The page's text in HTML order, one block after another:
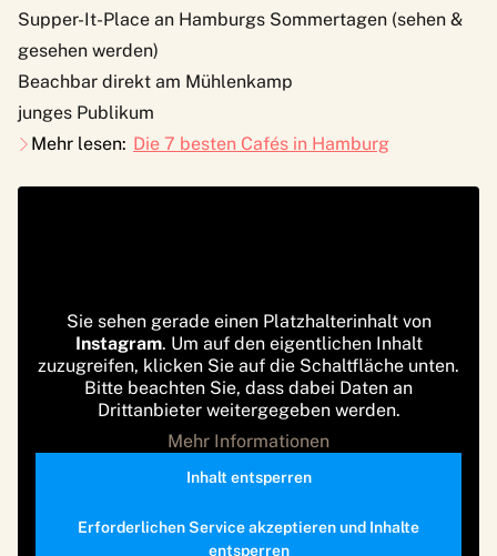
Supper-It-Place an Hamburgs Sommertagen (sehen &
gesehen werden)
Beachbar direkt am Mühlenkamp
junges Publikum
Mehr lesen: Die 7 besten Cafés in Hamburg
Sie sehen gerade einen Platzhalterinhalt von
Instagram. Um auf den eigentlichen Inhalt
zuzugreifen, klicken Sie auf die Schaltfläche unten.
Bitte beachten Sie, dass dabei Daten an
Drittanbieter weitergegeben werden.
Mehr Informationen
Inhalt entsperren
Erforderlichen Service akzeptieren und Inhalte
entsperren